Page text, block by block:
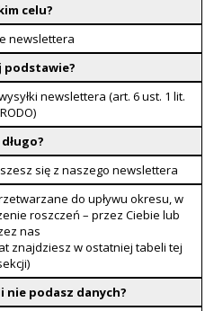
celu?
newslettera
podstawie?
newslettera (art. 6 ust. 1 lit.
długo?
się z naszego newslettera
do upływu okresu, w
roszczeń – przez Ciebie lub
nas
znajdziesz w ostatniej tabeli tej
nie podasz danych?